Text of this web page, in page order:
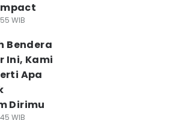
WIB
Bendera
Ini, Kami
Apa
Dirimu
WIB